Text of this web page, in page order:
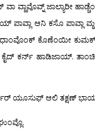
ವಾ ವ್ಹಾವೊವ್ನ್ ಜಾಲ್ಯಾರೀ
ಆನಿ ಕಸೊ ಪಾವ್ಲಾ
ಕೊಣೆಂಯೀ ಕುಮಕ್
ಕೈದ್ ಕರ್ನ್ ಹಾಡಿಜಾಯ್.
ಯೂಸುಫ್ ಆಲಿ ತಕ್ಷಣ್